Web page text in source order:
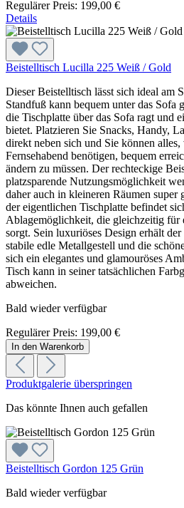
Regulärer Preis: 199,00 €
Details
Beistelltisch Lucilla 225 Weiß / Gold
Dieser Beistelltisch lässt sich ideal am
Standfuß kann bequem unter das Sofa
die Tischplatte über das Sofa ragt und
bietet. Platzieren Sie Snacks, Handy,
direkt neben sich und Sie können
Fernsehabend benötigen, bequem
ändern zu müssen. Der rechteckige
platzsparende Nutzungsmöglichkeit
daher auch in kleineren Räumen super
der eigentlichen Tischplatte befindet
Ablagemöglichkeit, die gleichzeitig für
sorgt. Sein luxuriöses Design erhält
stabile edle Metallgestell und die
sich ein elegantes und glamouröses
Tisch kann in seiner tatsächlichen
abweichen.
Bald wieder verfügbar
Regulärer Preis: 199,00 €
In den Warenkorb
Produktgalerie überspringen
Das könnte Ihnen auch gefallen
Beistelltisch Gordon 125 Grün
Bald wieder verfügbar